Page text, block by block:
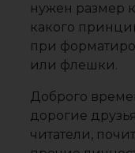
нужен размер
какого
при
или флешки.
Доброго
дорогие
читатели,